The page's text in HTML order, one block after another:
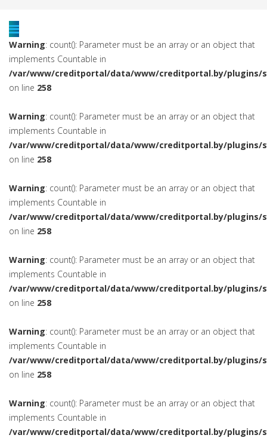
Warning: count(): Parameter must be an array or an object that
implements Countable in
/var/www/creditportal/data/www/creditportal.by/plugins/
on line 258
Warning: count(): Parameter must be an array or an object that
implements Countable in
/var/www/creditportal/data/www/creditportal.by/plugins/
on line 258
Warning: count(): Parameter must be an array or an object that
implements Countable in
/var/www/creditportal/data/www/creditportal.by/plugins/
on line 258
Warning: count(): Parameter must be an array or an object that
implements Countable in
/var/www/creditportal/data/www/creditportal.by/plugins/
on line 258
Warning: count(): Parameter must be an array or an object that
implements Countable in
/var/www/creditportal/data/www/creditportal.by/plugins/
on line 258
Warning: count(): Parameter must be an array or an object that
implements Countable in
/var/www/creditportal/data/www/creditportal.by/plugins/